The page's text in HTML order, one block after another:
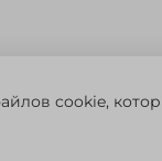
и активного
cookie,